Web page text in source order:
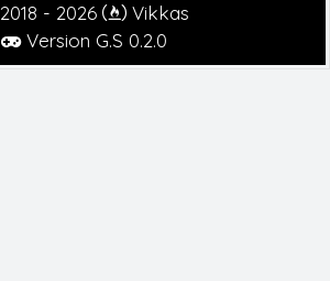
2018 - 2026
Vikkas
Version G.S 0.2.0